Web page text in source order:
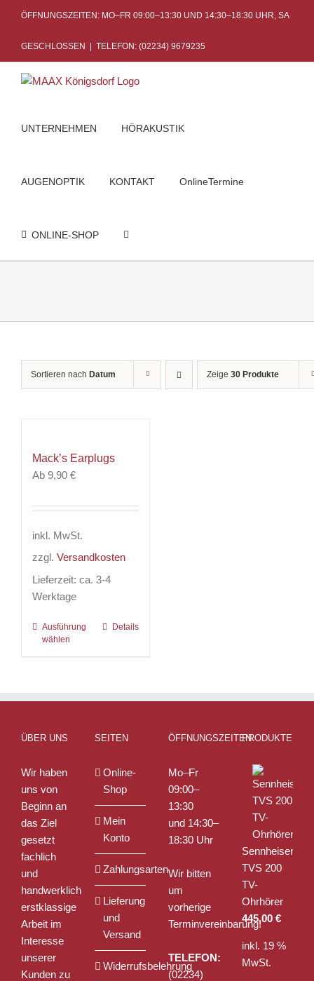
content
ÖFFNUNGSZEITEN: MO–FR 09:00–13:30 UND 14:30–18:30 UHR, SA
GESCHLOSSEN TELEFON: (02234) 9679235
UNTERNEHMEN HÖRAKUSTIK
AUGENOPTIK KONTAKT OnlineTermine
ONLINE-SHOP
Sortieren nach Datum Zeige 30 Produkte
Mack’s Earplugs
Ab 9,90 €
inkl. MwSt.
zzgl. Versandkosten
Lieferzeit: ca. 3-4
Werktage
Ausführung
wählen
Dieses
auf
Details
ÜBER UNS
Wir haben
uns von
Beginn an
das Ziel
gesetzt
fachlich
und
handwerklich
erstklassige
Arbeit im
Interesse
unserer
Kunden zu
SEITEN
Online-
Shop
Mein
Konto
Zahlungsarten
Lieferung
und
Versand
Widerrufsbelehrung
ÖFFNUNGSZEITEN
Mo–Fr
09:00–
13:30
und 14:30–
18:30 Uhr
Wir bitten
um
vorherige
Terminvereinbarung!
TELEFON:
(02234)
PRODUKTE
Sennheiser
TVS 200
TV-
Ohrhörer
445,00 €
inkl. 19 %
MwSt.